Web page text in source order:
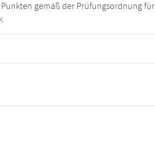
gemäß der Prüfungsordnung für